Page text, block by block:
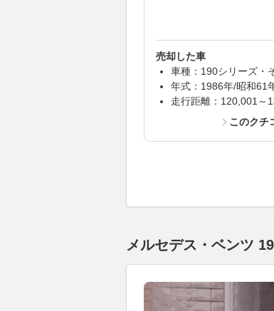
売却した車
車種：190シリーズ・
年式：1986年/昭和61
走行距離：120,001～
このクチ
メルセデス・ベンツ